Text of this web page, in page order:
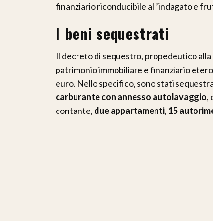
finanziario riconducibile all’indagato e
I beni sequestrati
Il decreto di sequestro, propedeutico
patrimonio immobiliare e finanziario
euro. Nello specifico, sono stati
carburante con annesso autolavaggio,
contante, due appartamenti, 15